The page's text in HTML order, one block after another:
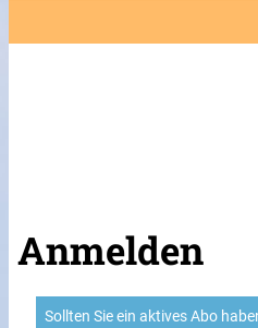
Anmelden
Sollten Sie ein aktives Abo